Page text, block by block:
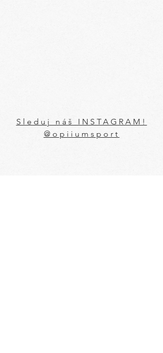
Sleduj náš INSTAGRAM!
@opiiumsport